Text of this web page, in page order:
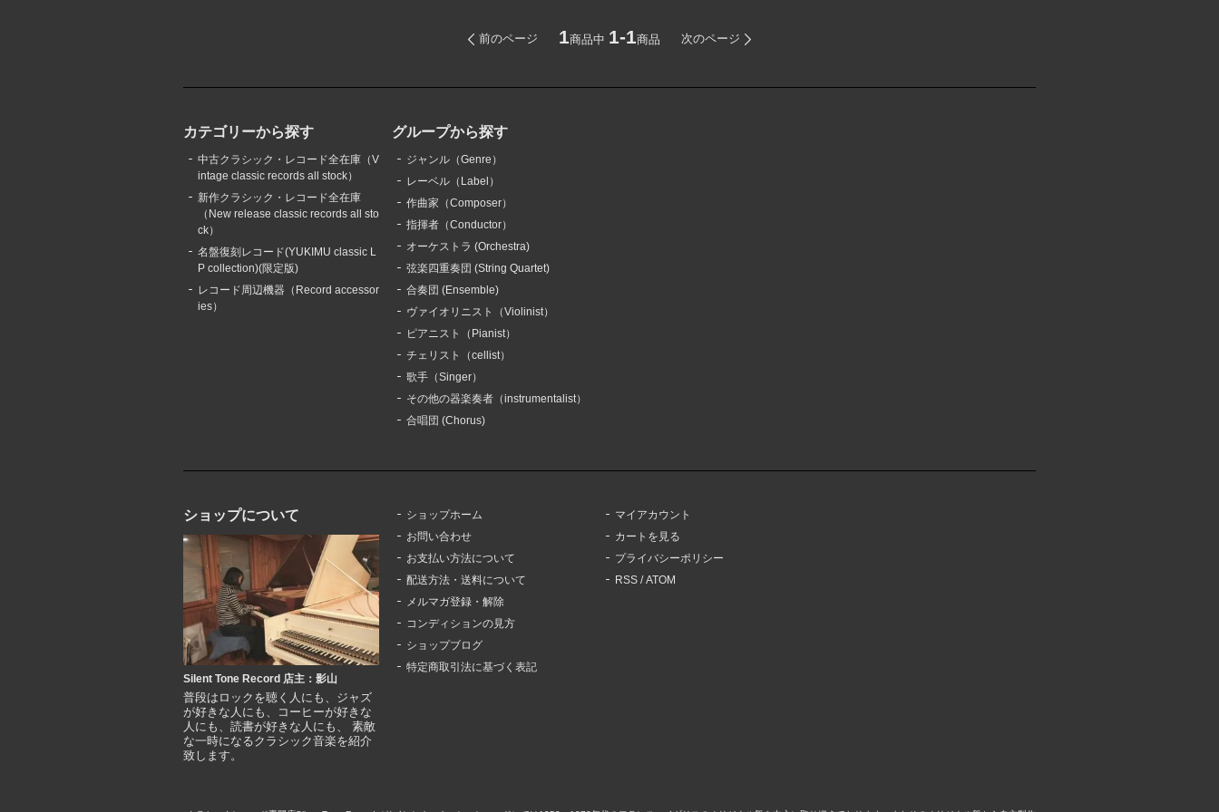
前のページ 1商品中 1-1商品 次のページ
カテゴリーから探す
中古クラシック・レコード全在庫（V
intage classic records all stock）
新作クラシック・レコード全在庫
（New release classic records all sto
ck）
名盤復刻レコード(YUKIMU classic L
P collection)(限定版)
レコード周辺機器（Record accessor
ies）
グループから探す
ジャンル（Genre）
レーベル（Label）
作曲家（Composer）
指揮者（Conductor）
オーケストラ (Orchestra)
弦楽四重奏団 (String Quartet)
合奏団 (Ensemble)
ヴァイオリニスト（Violinist）
ピアニスト（Pianist）
チェリスト（cellist）
歌手（Singer）
その他の器楽奏者（instrumentalist）
合唱団 (Chorus)
ショップについて
Silent Tone Record 店主：影山
普段はロックを聴く人にも、ジャズ
が好きな人にも、コーヒーが好きな
人にも、読書が好きな人にも、 素敵
な一時になるクラシック音楽を紹介
致します。
ショップホーム
お問い合わせ
お支払い方法について
配送方法・送料について
メルマガ登録・解除
コンディションの見方
ショップブログ
特定商取引法に基づく表記
マイアカウント
カートを見る
プライバシーポリシー
RSS /ATOM